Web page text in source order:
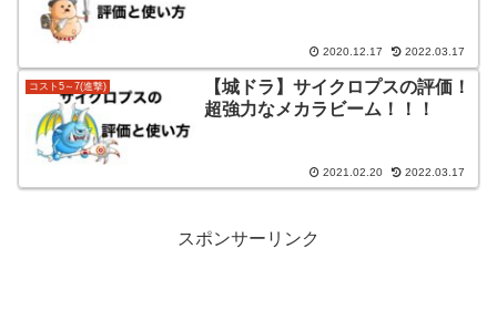
2020.12.17 2022.03.17
コスト5～7(進撃)
【城ドラ】サイクロプスの評価！
超強力なメカラビーム！！！
2021.02.20 2022.03.17
スポンサーリンク